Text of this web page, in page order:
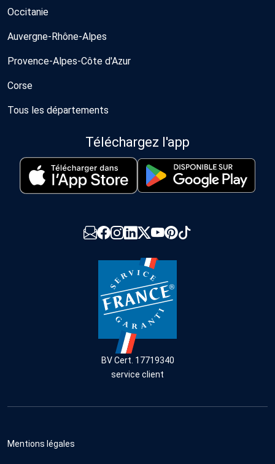
Occitanie
Auvergne-Rhône-Alpes
Provence-Alpes-Côte d'Azur
Corse
Tous les départements
Téléchargez l'app
BV Cert. 17719340
service client
Mentions légales